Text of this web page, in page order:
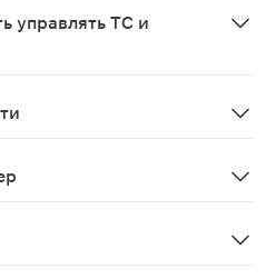
управлять ТС и